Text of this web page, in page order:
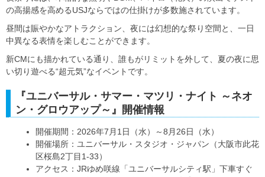
の高揚感を高めるUSJならではの仕掛けが多数施されています。
昼間は賑やかなアトラクション、夜には幻想的な祭り空間と、一日
中異なる表情を楽しむことができます。
新CMにも描かれている通り、誰もがリミットを外して、夏の夜に思
い切り遊べる“超元気”なイベントです。
『ユニバーサル・サマー・マツリ・ナイト ～ネオ
ン・グロウアップ～』開催情報
開催期間：2026年7月1日（水）～8月26日（水）
開催場所：ユニバーサル・スタジオ・ジャパン（大阪市此花
区桜島2丁目1-33）
アクセス：JRゆめ咲線「ユニバーサルシティ駅」下車すぐ